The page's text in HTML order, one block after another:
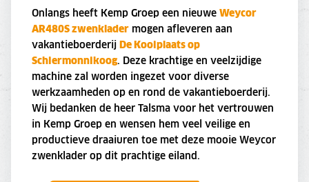
Onlangs heeft Kemp Groep een nieuwe Weycor
AR480S zwenklader mogen afleveren aan
vakantieboerderij
De Kooiplaats op
Schiermonnikoog. Deze krachtige en veelzijdige
machine zal worden ingezet voor diverse
werkzaamheden op en rond de vakantieboerderij.
Wij bedanken de heer Talsma voor het vertrouwen
in Kemp Groep en wensen hem veel veilige en
productieve draaiuren toe met deze mooie Weycor
zwenklader op dit prachtige eiland.